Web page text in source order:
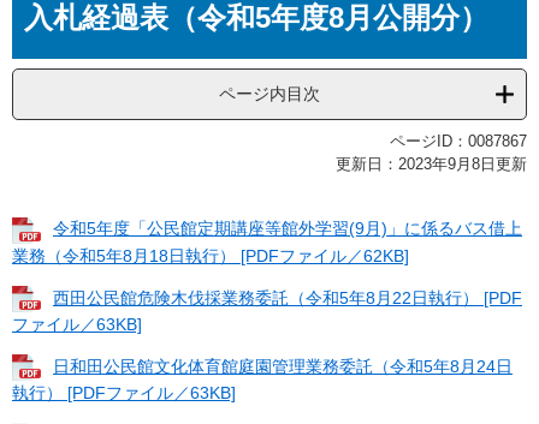
入札経過表（令和5年度8月公開分）
ページ内目次
ページID：0087867
更新日：2023年9月8日更新
令和5年度「公民館定期講座等館外学習(9月)」に係るバス借上
業務（令和5年8月18日執行） [PDFファイル／62KB]
西田公民館危険木伐採業務委託（令和5年8月22日執行） [PDF
ファイル／63KB]
日和田公民館文化体育館庭園管理業務委託（令和5年8月24日
執行） [PDFファイル／63KB]